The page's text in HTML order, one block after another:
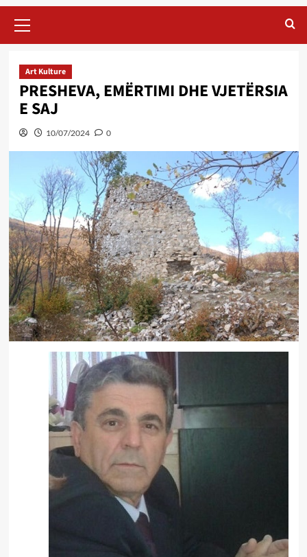
Menu
Art Kulture
PRESHEVA, EMËRTIMI DHE VJETËRSIA
E SAJ
10/07/2024 0